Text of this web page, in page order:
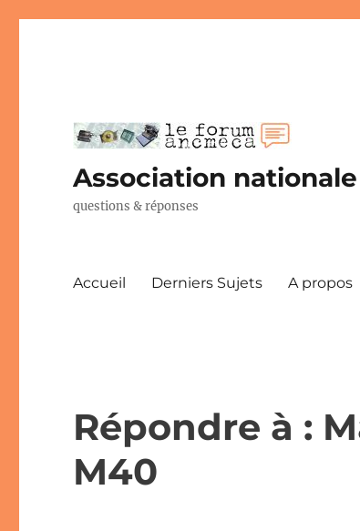
Association
questions & réponses
Accueil Derniers Sujets A propos
Répondre à :
M40